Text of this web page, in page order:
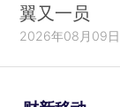
翼又一员
2026年08月09日